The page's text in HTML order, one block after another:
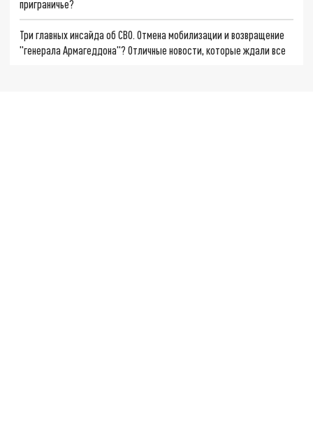
приграничье?
Три главных инсайда об СВО. Отмена мобилизации и возвращение
"генерала Армагеддона"? Отличные новости, которые ждали все